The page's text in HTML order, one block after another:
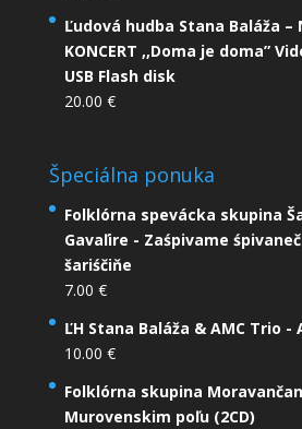
Ľudová hudba Stana Baláža –
KONCERT ,,Doma je doma”
USB Flash disk
20.00 €
Špeciálna ponuka
Folklórna spevácka skupina
Gavaľire - Zaśpivame
šariśčiňe
7.00 €
ĽH Stana Baláža & AMC Trio -
10.00 €
Folklórna skupina
Murovenskim poľu (2CD)